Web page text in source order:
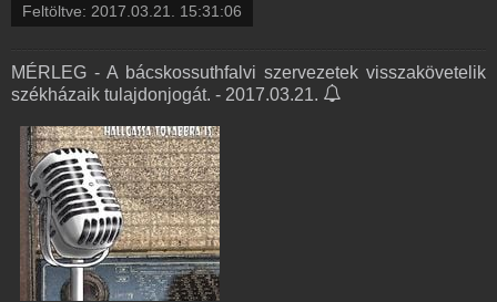
Feltöltve: 2017.03.21. 15:31:06
MÉRLEG - A bácskossuthfalvi szervezetek visszakövetelik
székházaik tulajdonjogát. - 2017.03.21.